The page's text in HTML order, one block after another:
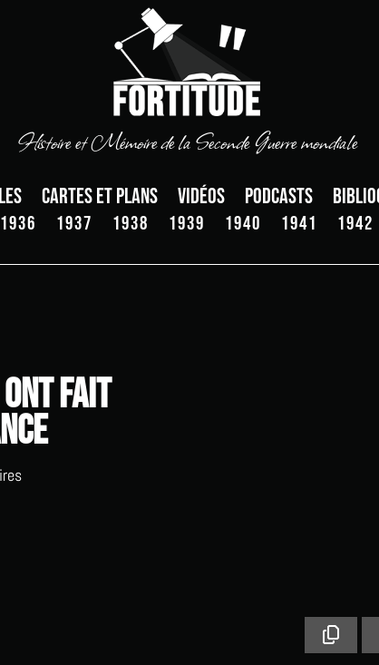
Histoire et Mémoire de la Seconde Guerre mondiale
Cartes et plans Vidéos Podcasts
1936 1937 1938 1939 1940 1941 1942
ont fait